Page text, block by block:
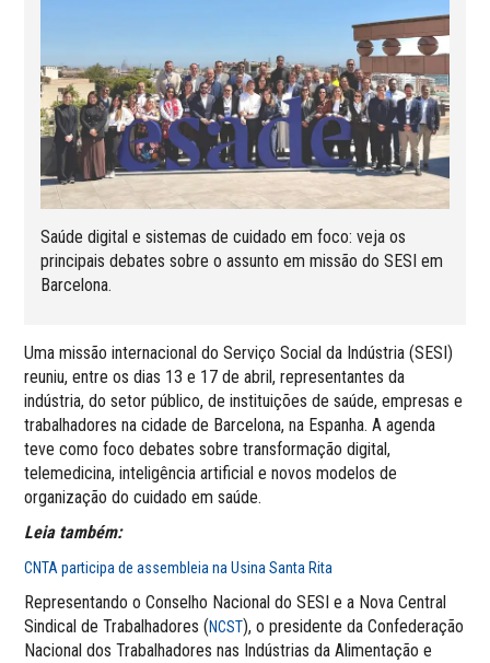
Saúde digital e sistemas de cuidado em foco: veja os
principais debates sobre o assunto em missão do SESI em
Barcelona.
Uma missão internacional do Serviço Social da Indústria (SESI)
reuniu, entre os dias 13 e 17 de abril, representantes da
indústria, do setor público, de instituições de saúde, empresas e
trabalhadores na cidade de Barcelona, na Espanha. A agenda
teve como foco debates sobre transformação digital,
telemedicina, inteligência artificial e novos modelos de
organização do cuidado em saúde.
Leia também:
CNTA participa de assembleia na Usina Santa Rita
Representando o Conselho Nacional do SESI e a Nova Central
Sindical de Trabalhadores (NCST), o presidente da Confederação
Nacional dos Trabalhadores nas Indústrias da Alimentação e